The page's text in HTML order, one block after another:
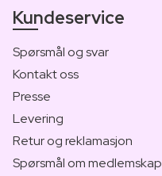
Kundeservice
Spørsmål og svar
Kontakt oss
Presse
Levering
Retur og reklamasjon
Spørsmål om medlemskap